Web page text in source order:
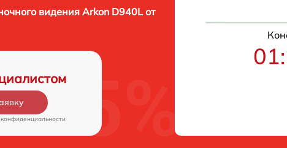
виденияArkon D940L от